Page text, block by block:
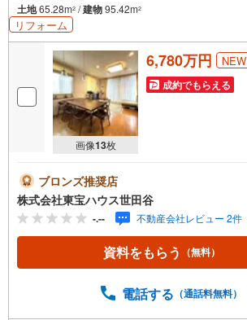
土地65.28m2 /建物95.42m2
リフォーム
画像13枚
6,780万円 NEW
成約でもらえる
ブロンズ推奨店
株式会社東宝ハウス世田谷
-.-- 不動産会社レビュー 2件
資料をもらう （無料）
電話する （通話料無料）